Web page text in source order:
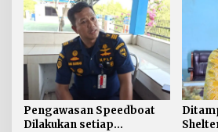
Pengawasan Speedboat
Dilakukan setiap